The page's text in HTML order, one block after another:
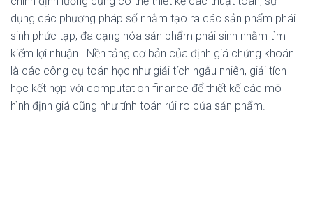
dụng các phương pháp số nhằm tạo ra các sản phẩm phái
sinh phức tạp, đa dạng hóa sản phẩm phái sinh nhằm tìm
kiếm lợi nhuận. Nền tảng cơ bản của định giá chứng khoán
là các công cụ toán học như giải tích ngẫu nhiên, giải tích
học kết hợp với computation finance để thiết kế các mô
hình định giá cũng như tính toán rủi ro của sản phẩm.